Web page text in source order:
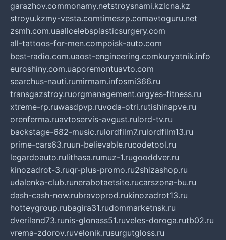
garazhov.commonamy.netstroysnami.kzlcna.kz
stroyu.kzmy-vesta.comtimeszp.comavtoguru.net
zsmh.com.uaallcelebsplasticsurgery.com
all-tattoos-for-men.compoisk-auto.com
best-radio.com.uaost-engineering.comkuryatnik.info
euroshiny.com.uaporemontuavto.com
searchus-nauti.rumirmam.infosmi366.ru
transgazstroy.ruorgmanagement.orgyes-fitness.ru
xtreme-rp.ruwasdpvp.ruvoda-otri.rutishinapve.ru
orenferma.ruavtoservis-avgust.rulord-tv.ru
backstage-682-music.rulordfilm7.rulordfilm13.ru
prime-cars63.ruun-believable.rucodetool.ru
legardoauto.rulithasa.rumuz-1.rugooddver.ru
kinozadrot-3.ruqr-plus-promo.ru2shizashop.ru
udalenka-club.runerabotaetsite.rucarszona-bu.ru
dash-cash-now.rubravoprod.rukinozadrot13.ru
hotteygroup.rubagira31.rudommarketnsk.ru
dveriland73.runis-glonass51.ruveles-doroga.rutb02.ru
vrema-zdorov.ruvelonik.rusurgutgloss.ru